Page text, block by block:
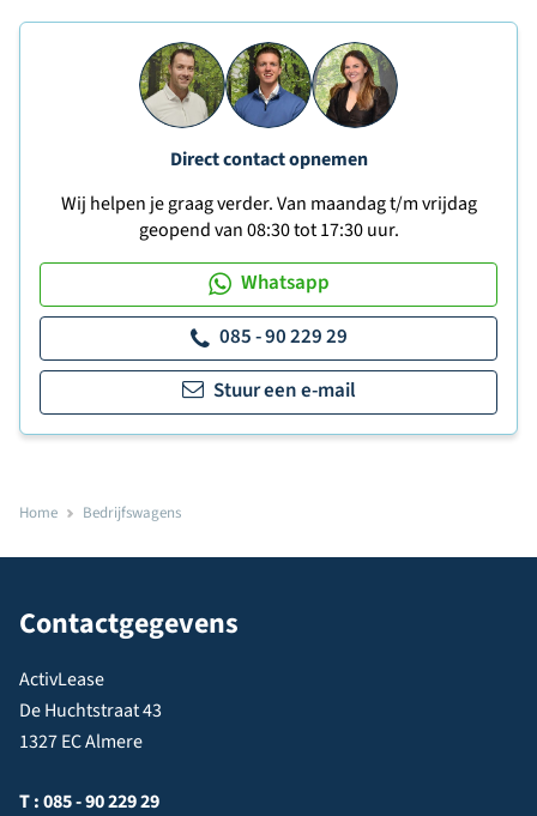
Direct contact opnemen
Wij helpen je graag verder. Van maandag t/m vrijdag
geopend van 08:30 tot 17:30 uur.
Whatsapp
085 - 90 229 29
Stuur een e-mail
Home Bedrijfswagens
Contactgegevens
ActivLease
De Huchtstraat 43
1327 EC Almere
T :085 - 90 229 29